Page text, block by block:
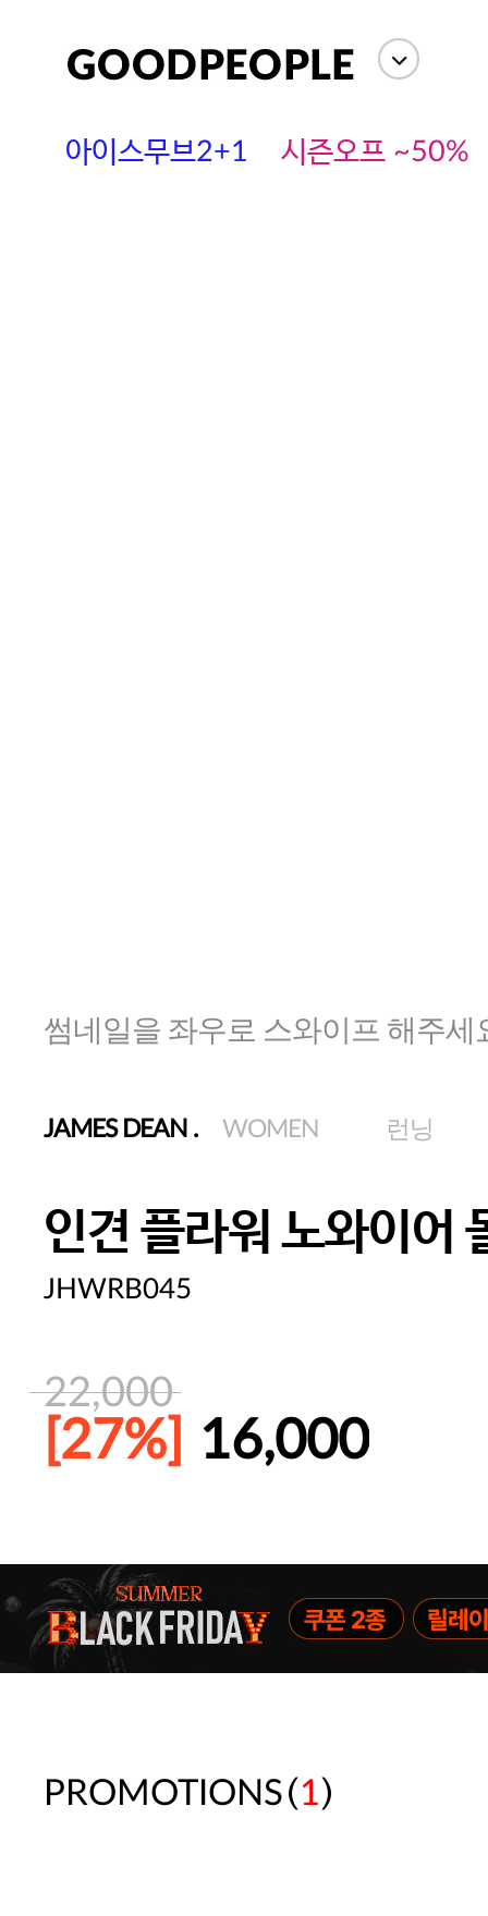
아이스무브2+1 시즌오프 ~50%
썸네일을 좌우로 스와이프 해주세
JAMES DEAN . WOMEN 런닝
인견 플라워 노와이어
JHWRB045
22,000
[27%] 16,000
주말특가 20%(8.7~8.9)/5만원 이
[썸머블프] 1만원 할인 쿠폰(8.1~31)
속옷 교체 10% 쿠폰(8.1~31)/7만
PROMOTIONS(1)